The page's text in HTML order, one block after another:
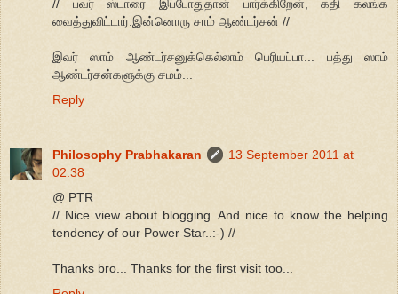
// பவர் ஸ்டாரை இப்போதுதான் பார்க்கிறேன், கதி கலங்க
வைத்துவிட்டார்.இன்னொரு சாம் ஆண்டர்சன் //
இவர் ஸாம் ஆண்டர்சனுக்கெல்லாம் பெரியப்பா... பத்து ஸாம்
ஆண்டர்சன்களுக்கு சமம்...
Reply
Philosophy Prabhakaran
13 September 2011 at
02:38
@ PTR
// Nice view about blogging..And nice to know the helping
tendency of our Power Star..:-) //
Thanks bro... Thanks for the first visit too...